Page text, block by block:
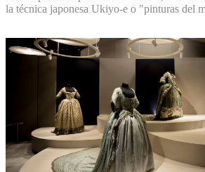
la técnica japonesa Ukiyo-e o "pinturas del